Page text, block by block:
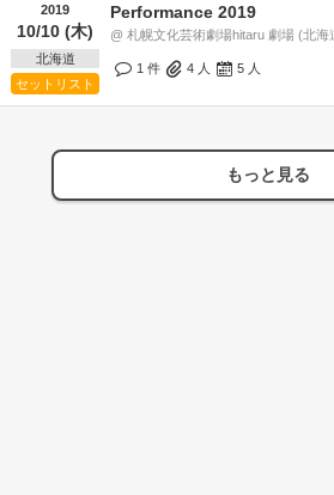
2019
10/10 (木)
北海道
セットリスト
Performance 2019
@ 札幌文化芸術劇場hitaru 劇場 (北海
1 件 4 人 5 人
もっと見る